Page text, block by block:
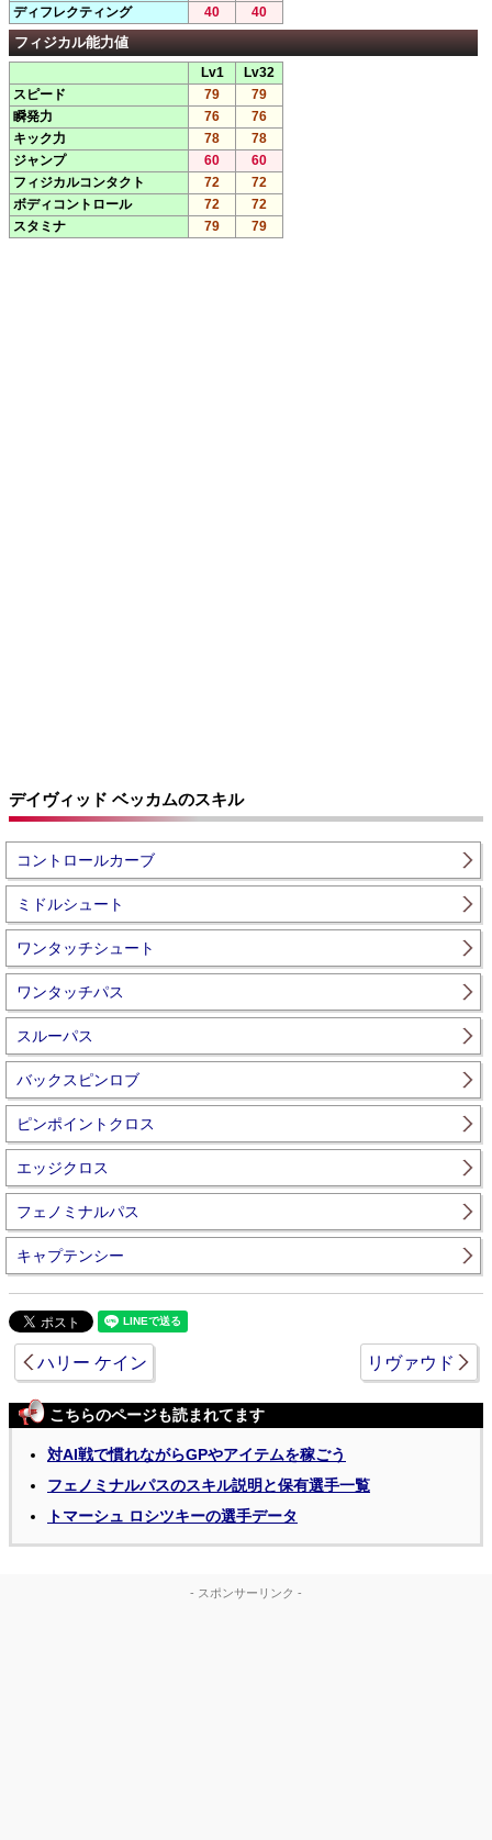
ディフレクティング 40 40
フィジカル能力値
Lv1
Lv32
スピード
79
79
瞬発力
76
76
キック力
78
78
ジャンプ
60
60
フィジカルコンタクト
72
72
ボディコントロール
72
72
スタミナ
79 79
デイヴィッド ベッカムのスキル
コントロールカーブ
ミドルシュート
ワンタッチシュート
ワンタッチパス
スルーパス
バックスピンロブ
ピンポイントクロス
エッジクロス
フェノミナルパス
キャプテンシー
ハリー ケイン リヴァウド
こちらのページも読まれてます
対AI戦で慣れながらGPやアイテムを稼ごう
フェノミナルパスのスキル説明と保有選手一覧
トマーシュ ロシツキーの選手データ
- スポンサーリンク -